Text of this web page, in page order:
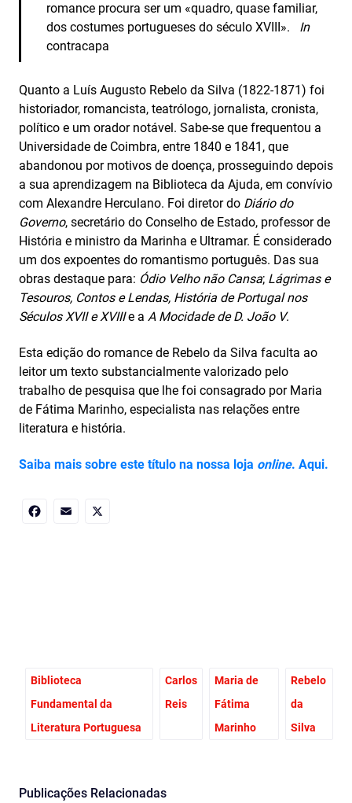
romance procura ser um «quadro, quase familiar,
dos costumes portugueses do século XVIII». In
contracapa
Quanto a Luís Augusto Rebelo da Silva (1822-1871) foi
historiador, romancista, teatrólogo, jornalista, cronista,
político e um orador notável. Sabe-se que frequentou a
Universidade de Coimbra, entre 1840 e 1841, que
abandonou por motivos de doença, prosseguindo depois
a sua aprendizagem na Biblioteca da Ajuda, em convívio
com Alexandre Herculano. Foi diretor do Diário do
Governo, secretário do Conselho de Estado, professor de
História e ministro da Marinha e Ultramar. É considerado
um dos expoentes do romantismo português. Das sua
obras destaque para: Ódio Velho não Cansa; Lágrimas e
Tesouros, Contos e Lendas, História de Portugal nos
Séculos XVII e XVIIIe a A Mocidade de D. João V.
Esta edição do romance de Rebelo da Silva faculta ao
leitor um texto substancialmente valorizado pelo
trabalho de pesquisa que lhe foi consagrado por Maria
de Fátima Marinho, especialista nas relações entre
literatura e história.
Saiba mais sobre este título na nossa loja online. Aqui.
Biblioteca
Fundamental da
Literatura Portuguesa
Carlos
Reis
Maria de
Fátima
Marinho
Rebelo
da
Silva
Publicações Relacionadas